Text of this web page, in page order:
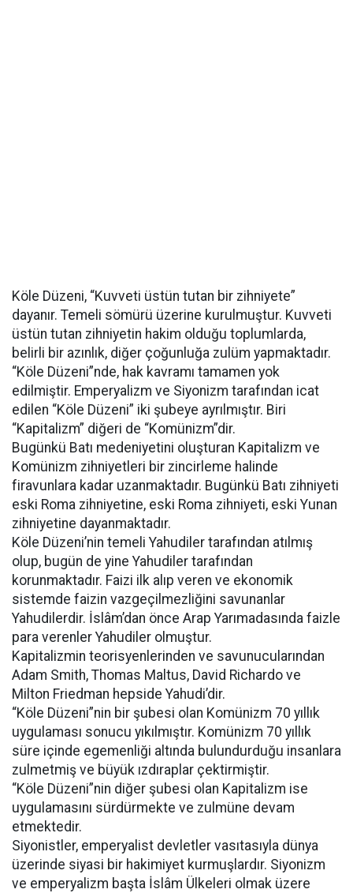
Köle Düzeni, “Kuvveti üstün tutan bir zihniyete”
dayanır. Temeli sömürü üzerine kurulmuştur. Kuvveti
üstün tutan zihniyetin hakim olduğu toplumlarda,
belirli bir azınlık, diğer çoğunluğa zulüm yapmaktadır.
“Köle Düzeni”nde, hak kavramı tamamen yok
edilmiştir. Emperyalizm ve Siyonizm tarafından icat
edilen “Köle Düzeni” iki şubeye ayrılmıştır. Biri
“Kapitalizm” diğeri de “Komünizm”dir.
Bugünkü Batı medeniyetini oluşturan Kapitalizm ve
Komünizm zihniyetleri bir zincirleme halinde
firavunlara kadar uzanmaktadır. Bugünkü Batı zihniyeti
eski Roma zihniyetine, eski Roma zihniyeti, eski Yunan
zihniyetine dayanmaktadır.
Köle Düzeni’nin temeli Yahudiler tarafından atılmış
olup, bugün de yine Yahudiler tarafından
korunmaktadır. Faizi ilk alıp veren ve ekonomik
sistemde faizin vazgeçilmezliğini savunanlar
Yahudilerdir. İslâm’dan önce Arap Yarımadasında faizle
para verenler Yahudiler olmuştur.
Kapitalizmin teorisyenlerinden ve savunucularından
Adam Smith, Thomas Maltus, David Richardo ve
Milton Friedman hepside Yahudi’dir.
“Köle Düzeni”nin bir şubesi olan Komünizm 70 yıllık
uygulaması sonucu yıkılmıştır. Komünizm 70 yıllık
süre içinde egemenliği altında bulundurduğu insanlara
zulmetmiş ve büyük ızdıraplar çektirmiştir.
“Köle Düzeni”nin diğer şubesi olan Kapitalizm ise
uygulamasını sürdürmekte ve zulmüne devam
etmektedir.
Siyonistler, emperyalist devletler vasıtasıyla dünya
üzerinde siyasi bir hakimiyet kurmuşlardır. Siyonizm
ve emperyalizm başta İslâm Ülkeleri olmak üzere